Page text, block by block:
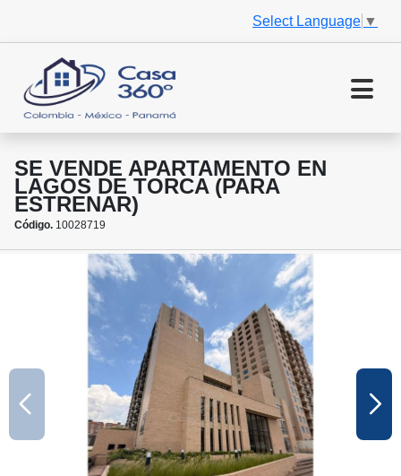
Select Language ▼
SE VENDE APARTAMENTO EN
LAGOS DE TORCA (PARA
ESTRENAR)
Código. 10028719